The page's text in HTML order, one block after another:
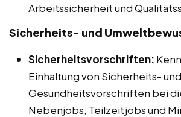
Arbeitssicherheit und
Sicherheits- und
Sicherheitsvorschriften:
Einhaltung von Sicherheits- und
Gesundheitsvorschriften bei
Nebenjobs, Teilzeitjobs und